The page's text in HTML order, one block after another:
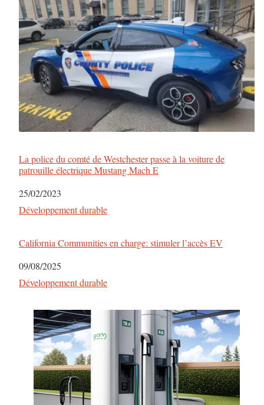
La police du comté de Westchester passe à la voiture de
patrouille électrique Mustang Mach E
Date
25/02/2023
Par rapport à
Développement durable
California Communities en charge: stimuler l’accès EV
Date
09/08/2025
Par rapport à
Développement durable